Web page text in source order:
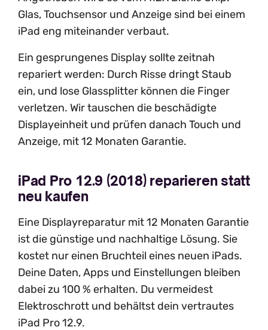
Glas, Touchsensor und Anzeige sind bei einem
iPad eng miteinander verbaut.
Ein gesprungenes Display sollte zeitnah
repariert werden: Durch Risse dringt Staub
ein, und lose Glassplitter können die Finger
verletzen. Wir tauschen die beschädigte
Displayeinheit und prüfen danach Touch und
Anzeige, mit 12 Monaten Garantie.
iPad Pro 12.9 (2018) reparieren statt
neu kaufen
Eine Displayreparatur mit 12 Monaten Garantie
ist die günstige und nachhaltige Lösung. Sie
kostet nur einen Bruchteil eines neuen iPads.
Deine Daten, Apps und Einstellungen bleiben
dabei zu 100 % erhalten. Du vermeidest
Elektroschrott und behältst dein vertrautes
iPad Pro 12.9.